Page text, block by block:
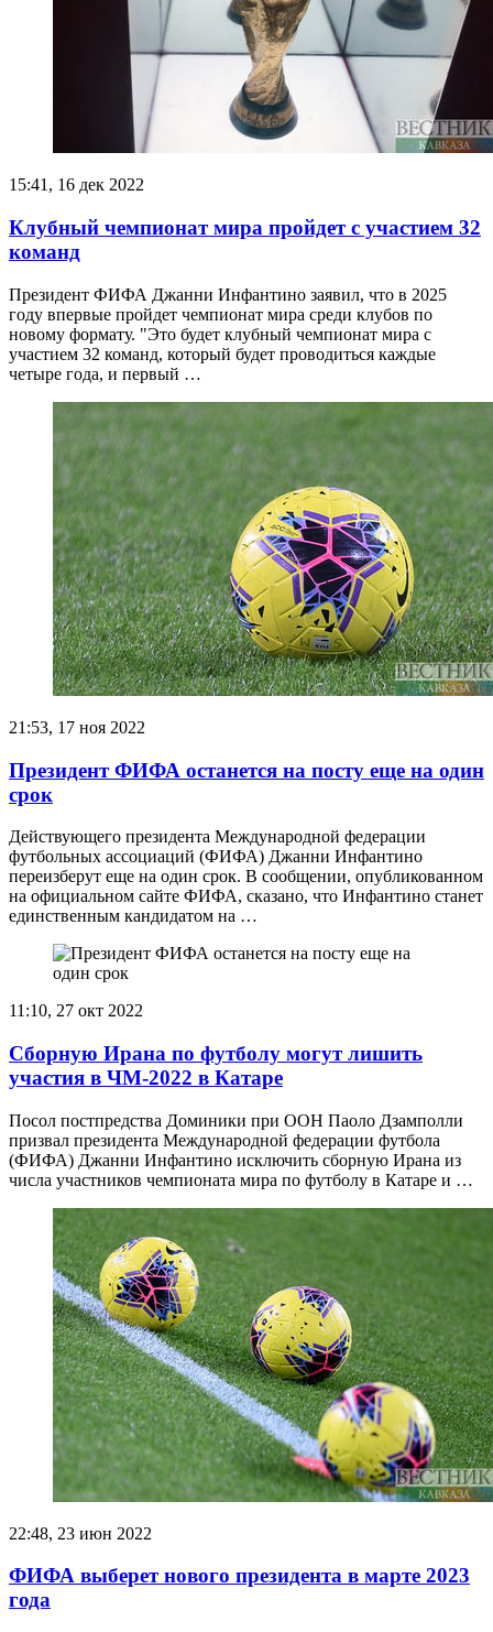
15:41, 16 дек 2022
Клубный чемпионат мира пройдет с участием 32
команд
Президент ФИФА Джанни Инфантино заявил, что в 2025
году впервые пройдет чемпионат мира среди клубов по
новому формату. "Это будет клубный чемпионат мира с
участием 32 команд, который будет проводиться каждые
четыре года, и первый …
21:53, 17 ноя 2022
Президент ФИФА останется на посту еще на один
срок
Действующего президента Международной федерации
футбольных ассоциаций (ФИФА) Джанни Инфантино
переизберут еще на один срок. В сообщении, опубликованном
на официальном сайте ФИФА, сказано, что Инфантино станет
единственным кандидатом на …
11:10, 27 окт 2022
Сборную Ирана по футболу могут лишить
участия в ЧМ-2022 в Катаре
Посол постпредства Доминики при ООН Паоло Дзамполли
призвал президента Международной федерации футбола
(ФИФА) Джанни Инфантино исключить сборную Ирана из
числа участников чемпионата мира по футболу в Катаре и …
22:48, 23 июн 2022
ФИФА выберет нового президента в марте 2023
года